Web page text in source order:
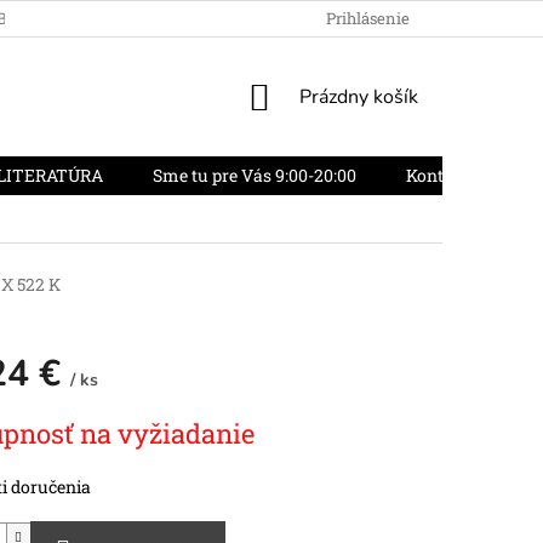
REKLAMAČNÝ
Prihlásenie
NÁKUPNÝ
Prázdny košík
Sme tu pre Vás 9:00-20:00 Kontakty
522 K
€ / ks
na vyžiadanie
doručenia